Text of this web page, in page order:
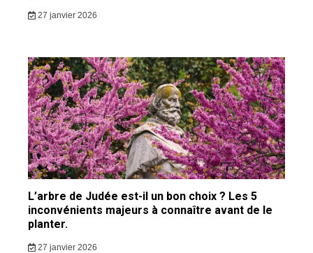
27 janvier 2026
L’arbre de Judée est-il un bon choix ? Les 5
inconvénients majeurs à connaître avant de le
planter.
27 janvier 2026